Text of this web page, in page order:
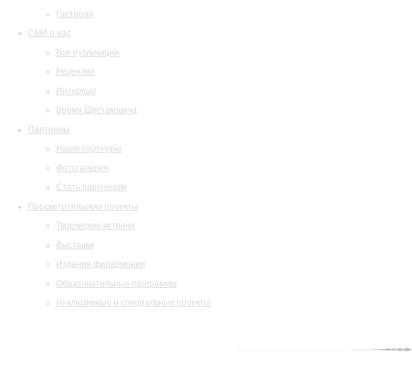
Гастроли
СМИ о нас
Все публикации
Рецензии
Интервью
Время Шостаковича
Партнеры
Наши партнеры
Фотогалерея
Стать партнером
Просветительские проекты
Творческие встречи
Выставки
Издания филармонии
Образовательные программы
Инклюзивные и специальные проекты